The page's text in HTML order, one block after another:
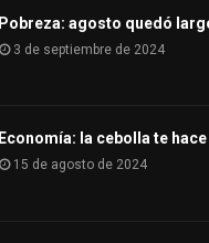
Pobreza: agosto quedó
3 de septiembre de 2024
Economía: la cebolla te
15 de agosto de 2024